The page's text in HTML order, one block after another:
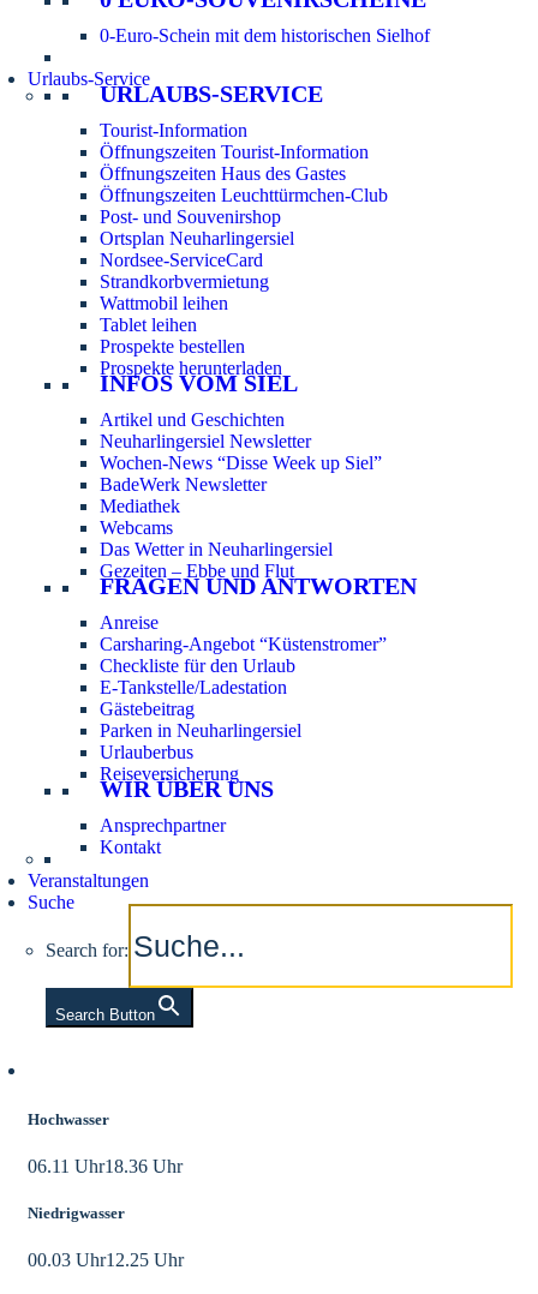
0-Euro-Schein mit dem historischen Sielhof
Urlaubs-Service
URLAUBS-SERVICE
Tourist-Information
Öffnungszeiten Tourist-Information
Öffnungszeiten Haus des Gastes
Öffnungszeiten Leuchttürmchen-Club
Post- und Souvenirshop
Ortsplan Neuharlingersiel
Nordsee-ServiceCard
Strandkorbvermietung
Wattmobil leihen
Tablet leihen
Prospekte bestellen
Prospekte herunterladen
INFOS VOM SIEL
Artikel und Geschichten
Neuharlingersiel Newsletter
Wochen-News “Disse Week up Siel”
BadeWerk Newsletter
Mediathek
Webcams
Das Wetter in Neuharlingersiel
Gezeiten – Ebbe und Flut
FRAGEN UND ANTWORTEN
Anreise
Carsharing-Angebot “Küstenstromer”
Checkliste für den Urlaub
E-Tankstelle/Ladestation
Gästebeitrag
Parken in Neuharlingersiel
Urlauberbus
Reiseversicherung
WIR ÜBER UNS
Ansprechpartner
Kontakt
Veranstaltungen
Suche
Search for:
Search Button
Hochwasser
06.11 Uhr18.36 Uhr
Niedrigwasser
00.03 Uhr12.25 Uhr